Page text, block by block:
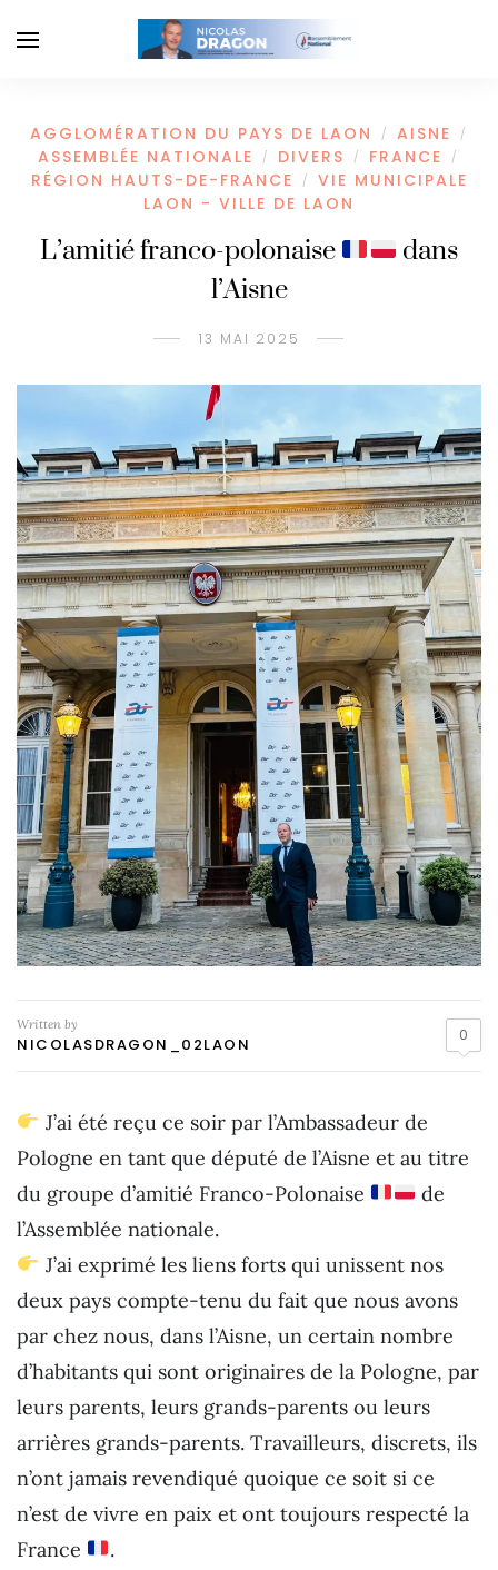
AGGLOMÉRATION DU PAYS DE LAON / AISNE /
ASSEMBLÉE NATIONALE / DIVERS / FRANCE /
RÉGION HAUTS-DE-FRANCE /
VIE MUNICIPALE
LAON - VILLE DE LAON
L’amitié franco-polonaise
dans
l’Aisne
13 MAI 2025
Written by
NICOLASDRAGON_02LAON 0
J’ai été reçu ce soir par l’Ambassadeur de
Pologne en tant que député de l’Aisne et au titre
du groupe d’amitié Franco-Polonaise
de
l’Assemblée nationale.
J’ai exprimé les liens forts qui unissent nos
deux pays compte-tenu du fait que nous avons
par chez nous, dans l’Aisne, un certain nombre
d’habitants qui sont originaires de la Pologne, par
leurs parents, leurs grands-parents ou leurs
arrières grands-parents. Travailleurs, discrets, ils
n’ont jamais revendiqué quoique ce soit si ce
n’est de vivre en paix et ont toujours respecté la
France
.